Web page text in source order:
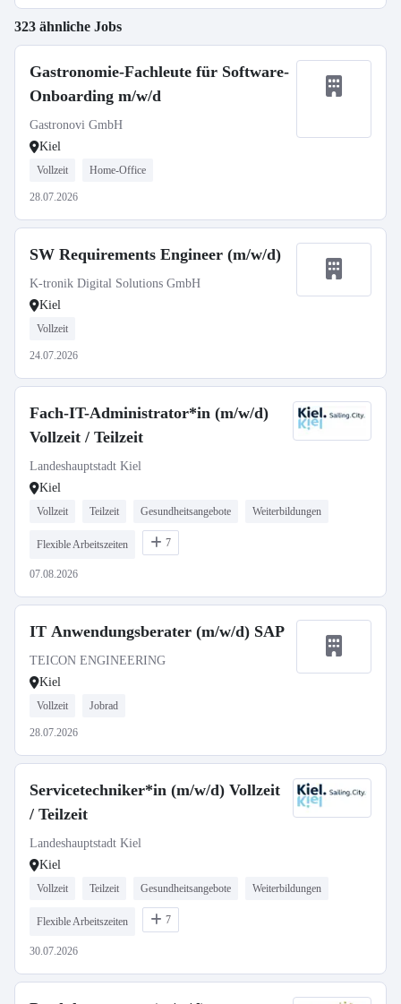
323 ähnliche Jobs
Gastronomie-Fachleute für Software-
Onboarding m/w/d
Gastronovi GmbH
Kiel
Vollzeit Home-Office
28.07.2026
SW Requirements Engineer (m/w/d)
K-tronik Digital Solutions GmbH
Kiel
Vollzeit
24.07.2026
Fach-IT-Administrator*in (m/w/d)
Vollzeit / Teilzeit
Landeshauptstadt Kiel
Kiel
Vollzeit Teilzeit Gesundheitsangebote Weiterbildungen
Flexible Arbeitszeiten 7
07.08.2026
IT Anwendungsberater (m/w/d) SAP
TEICON ENGINEERING
Kiel
Vollzeit Jobrad
28.07.2026
Servicetechniker*in (m/w/d) Vollzeit
/ Teilzeit
Landeshauptstadt Kiel
Kiel
Vollzeit Teilzeit Gesundheitsangebote Weiterbildungen
Flexible Arbeitszeiten 7
30.07.2026